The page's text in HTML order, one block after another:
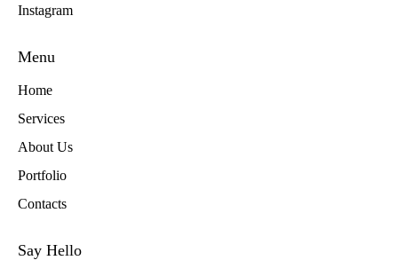
Instagram
Menu
Home
Services
About Us
Portfolio
Contacts
Say Hello